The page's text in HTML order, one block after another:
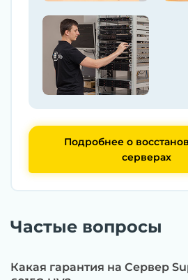
Подробнее о
серверах
Частые вопросы
Какая гарантия на Сервер